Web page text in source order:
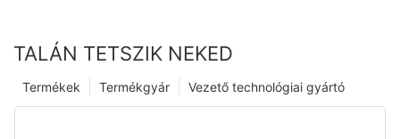
TALÁN TETSZIK NEKED
Vezető technológiai gyártó
Termékgyár
Termékek